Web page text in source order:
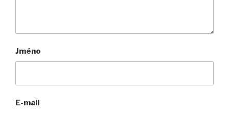
Jméno
E-mail